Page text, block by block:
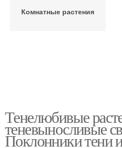
Комнатные растения
Тенелюбивые
теневыносливые
Поклонники тени